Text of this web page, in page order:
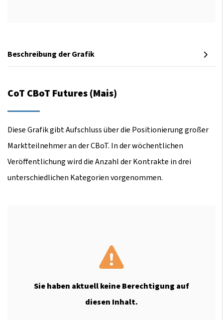
Beschreibung der Grafik
CoT CBoT Futures (Mais)
Diese Grafik gibt Aufschluss über die Positionierung großer
Marktteilnehmer an der CBoT. In der wöchentlichen
Veröffentlichung wird die Anzahl der Kontrakte in drei
unterschiedlichen Kategorien vorgenommen.
Sie haben aktuell keine Berechtigung auf
diesen Inhalt.